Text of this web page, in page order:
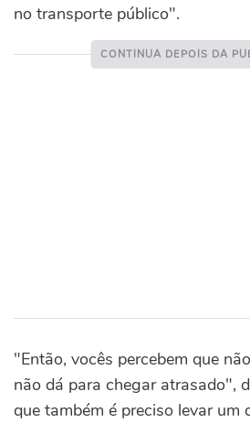
no transporte público".
"Então, vocês percebem que
não dá para chegar atrasado",
que também é preciso levar um